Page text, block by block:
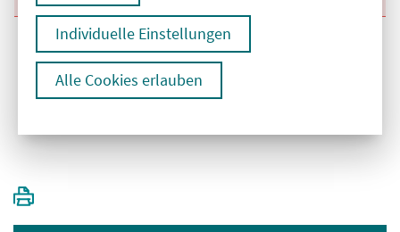
Individuelle Einstellungen
Alle Cookies erlauben